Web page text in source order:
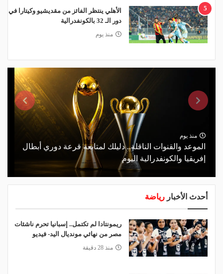
5
الأهلي ينتظر الفائز من مقديشيو وكيتارا في
دور الـ 32 بالكونفدرالية
منذ يوم
منذ يوم
الموعد والقنوات الناقلة.. دليلك لمتابعة قرعة دوري أبطال
إفريقيا والكونفدرالية اليوم
أحدث الأخبار رياضة
ريمونتادا لم تكتمل.. إسبانيا تحرم ناشئات
مصر من نهائي مونديال اليد- فيديو
منذ 28 دقيقة